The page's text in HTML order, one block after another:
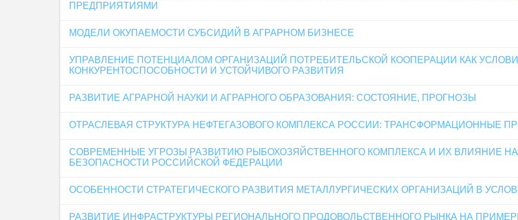
ПРЕДПРИЯТИЯМИ
МОДЕЛИ ОКУПАЕМОСТИ СУБСИДИЙ В АГРАРНОМ БИЗНЕСЕ
УПРАВЛЕНИЕ ПОТЕНЦИАЛОМ ОРГАНИЗАЦИЙ ПОТРЕБИТЕЛЬСКОЙ КООПЕРАЦИИ КАК
КОНКУРЕНТОСПОСОБНОСТИ И УСТОЙЧИВОГО РАЗВИТИЯ
РАЗВИТИЕ АГРАРНОЙ НАУКИ И АГРАРНОГО ОБРАЗОВАНИЯ: СОСТОЯНИЕ, ПРОГНОЗЫ
ОТРАСЛЕВАЯ СТРУКТУРА НЕФТЕГАЗОВОГО КОМПЛЕКСА РОССИИ: ТРАНСФОРМАЦИОННЫЕ
СОВРЕМЕННЫЕ УГРОЗЫ РАЗВИТИЮ РЫБОХОЗЯЙСТВЕННОГО КОМПЛЕКСА И ИХ ВЛИЯНИЕ
БЕЗОПАСНОСТИ РОССИЙСКОЙ ФЕДЕРАЦИИ
ОСОБЕННОСТИ СТРАТЕГИЧЕСКОГО РАЗВИТИЯ МЕТАЛЛУРГИЧЕСКИХ ОРГАНИЗАЦИЙ В
РАЗВИТИЕ ИНФРАСТРУКТУРЫ РЕГИОНАЛЬНОГО ПРОДОВОЛЬСТВЕННОГО РЫНКА НА